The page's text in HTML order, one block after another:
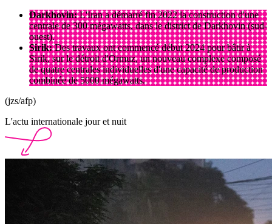
Darkhovin:L'Iran a démarré fin 2022 la construction d'une
centrale de 300 mégawatts, dans le district de Darkhovin (sud-
ouest).
Sirik:Des travaux ont commencé début 2024 pour bâtir à
Sirik, sur le détroit d'Ormuz, un nouveau complexe composé
de quatre centrales individuelles d'une capacité de production
combinée de 5000 mégawatts.
(jzs/afp)
L'actu internationale jour et nuit